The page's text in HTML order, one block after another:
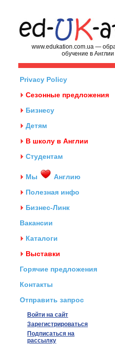
www.edukation.com.ua —
обучение в Англии
Privacy Policy
Сезонные предложения
Бизнесу
Детям
В школу в Англии
Студентам
Мы
Англию
Полезная инфо
Бизнес-Линк
Вакансии
Каталоги
Выставки
Горячие предложения
Контакты
Отправить запрос
Войти на сайт
Зарегистрироваться
Подписаться на
рассылку